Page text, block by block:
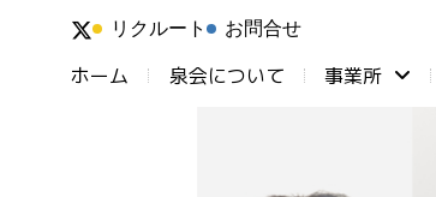
リクルート お問合せ
ホーム 泉会について 事業所